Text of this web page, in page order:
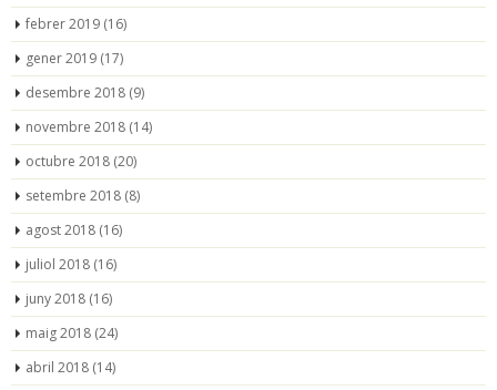
febrer 2019 (16)
gener 2019 (17)
desembre 2018 (9)
novembre 2018 (14)
octubre 2018 (20)
setembre 2018 (8)
agost 2018 (16)
juliol 2018 (16)
juny 2018 (16)
maig 2018 (24)
abril 2018 (14)